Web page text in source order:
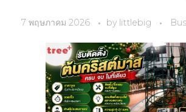
7 พฤษภาคม 2026 by littlebig